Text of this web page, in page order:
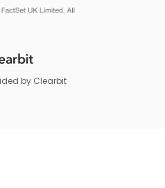
by Clearbit